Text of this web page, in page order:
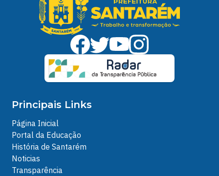
Principais Links
Página Inicial
Portal da Educação
História de Santarém
Noticias
Transparência